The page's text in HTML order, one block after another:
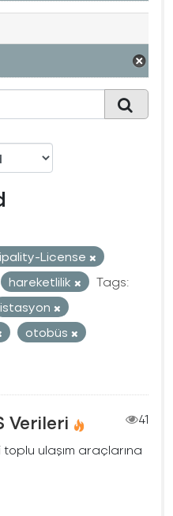
License
hareketlilik
Tags:
istasyon
otobüs
Verileri
41
ulaşım araçlarına